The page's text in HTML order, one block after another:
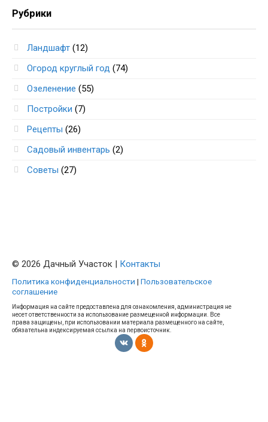
Рубрики
Ландшафт (12)
Огород круглый год (74)
Озеленение (55)
Постройки (7)
Рецепты (26)
Садовый инвентарь (2)
Советы (27)
© 2026 Дачный Участок | Контакты
Политика конфиденциальности | Пользовательское
соглашение
Информация на сайте предоставлена для ознакомления, администрация не
несет ответственности за использование размещенной информации. Все
права защищены, при использовании материала размещенного на сайте,
обязательна индексируемая ссылка на первоисточник.